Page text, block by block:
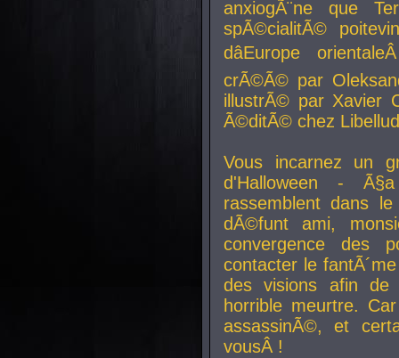
anxiogÃ¨ne que
spÃ©cialitÃ©
dâEurope
crÃ©Ã© par
illustrÃ© par Xavier
Ã©ditÃ© chez
Vous incarnez un
d'Halloween -
rassemblent dans
dÃ©funt ami,
convergence des
contacter le
des visions afin
horrible meurtre.
assassinÃ©, et
vousÂ !